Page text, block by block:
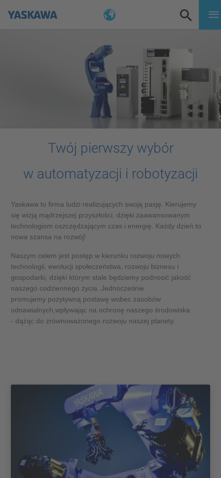
Twój pierwszy wybór
w automatyzacji i robotyzacji
Yaskawa to firma ludzi realizujących swoją pasję. Kierujemy
się wizją mądrzejszej przyszłości, dzięki zaawansowanym
technologiom oszczędzającym czas i energię. Każdy dzień to
nowa szansa na rozwój!
Naszym celem jest postęp w kierunku rozwoju nowych
technologii, ewolucji społeczeństwa, rozwoju biznesu i
gospodarki, dzięki którym stale będziemy podnosić jakość
naszego codziennego życia. Jednocześnie
promujemy pozytywną postawę wobec zasobów
odnawialnych,wpływając na ochronę naszego środowiska
- dążąc do zrównoważonego rozwoju naszej planety.